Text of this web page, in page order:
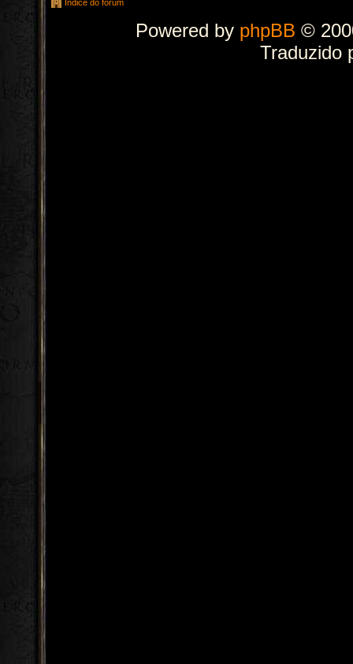
Índice do fórum
Powered by phpBB ©
Traduzido